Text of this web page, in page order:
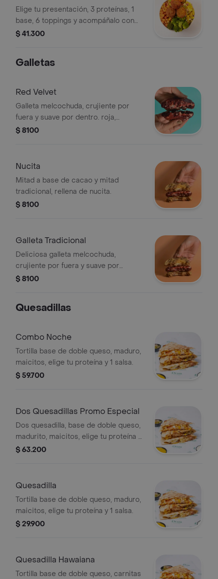
Elige tu presentación, 3 proteínas, 1
base, 6 toppings y acompáñalo con
una salsa preferida.
$ 41.300
Galletas
Red Velvet
Galleta melcochuda, crujiente por
fuera y suave por dentro. roja,
compuesta por chocolate blanco con
$ 8100
Nucita
Mitad a base de cacao y mitad
tradicional, rellena de nucita.
$ 8100
Galleta Tradicional
Deliciosa galleta melcochuda,
crujiente por fuera y suave por
dentro, acompañada de chispas de
$ 8100
Quesadillas
Combo Noche
Tortilla base de doble queso, maduro,
maicitos, elige tu proteína y 1 salsa.
$ 59.700
Dos Quesadillas Promo Especial
Dos quesadilla, base de doble queso,
madurito, maicitos, elige tu proteína y
1 salsa.
$ 63.200
Quesadilla
Tortilla base de doble queso, maduro,
maicitos, elige tu proteína y 1 salsa.
$ 29.900
Quesadilla Hawaiana
Tortilla base de doble queso, carnitas